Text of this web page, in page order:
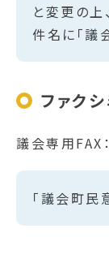
と変更の上
件名に「議
ファク
議会専用
「議会町民